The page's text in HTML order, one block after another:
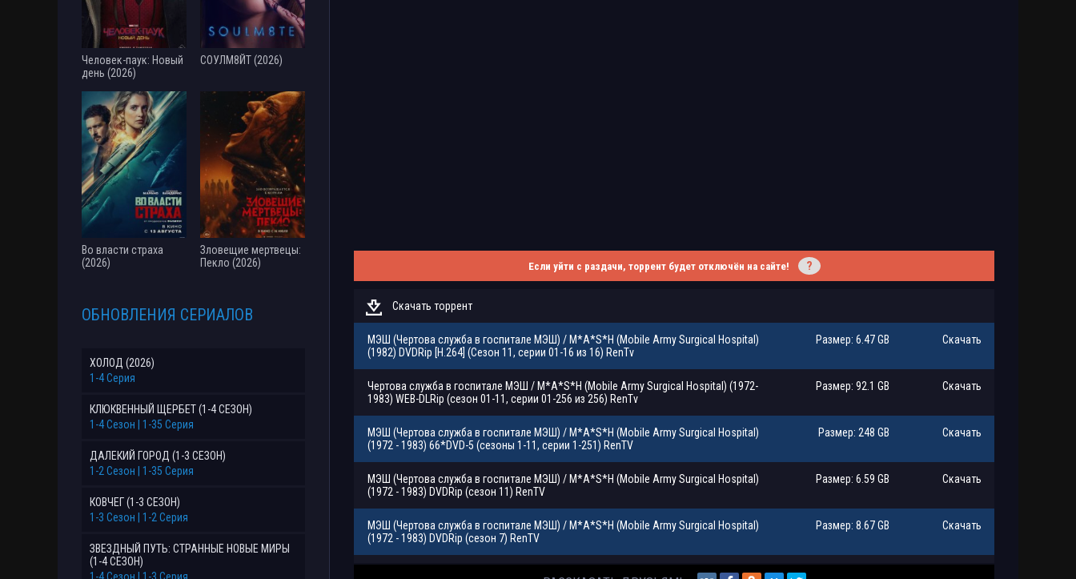
Если уйти с раздачи, торрент будет отключён на сайте! ?
Скачать торрент
МЭШ (Чертова служба в госпитале МЭШ) / M*A*S*H (Mobile Army Surgical Hospital)
(1982) DVDRip [H.264] (Сезон 11, серии 01-16 из 16) RenTv
Размер: 6.47 GB Скачать
Чертова служба в госпитале МЭШ / M*A*S*H (Mobile Army Surgical Hospital) (1972-
1983) WEB-DLRip (сезон 01-11, серии 01-256 из 256) RenTv
Размер: 92.1 GB Скачать
МЭШ (Чертова служба в госпитале МЭШ) / M*A*S*H (Mobile Army Surgical Hospital)
(1972 - 1983) 66*DVD-5 (сезоны 1-11, серии 1-251) RenTV
Размер: 248 GB Скачать
МЭШ (Чертова служба в госпитале МЭШ) / M*A*S*H (Mobile Army Surgical Hospital)
(1972 - 1983) DVDRip (сезон 11) RenTV
Размер: 6.59 GB Скачать
МЭШ (Чертова служба в госпитале МЭШ) / M*A*S*H (Mobile Army Surgical Hospital)
(1972 - 1983) DVDRip (сезон 7) RenTV
Размер: 8.67 GB Скачать
МЭШ (Чертова служба в госпитале МЭШ) / M*A*S*H (Mobile Army Surgical Hospital)
Человек-паук: Новый
день (2026)
СОУЛМ8ЙТ (2026)
Во власти страха
(2026)
Зловещие мертвецы:
Пекло (2026)
ОБНОВЛЕНИЯ СЕРИАЛОВ
ХОЛОД (2026)
1-4 Серия
КЛЮКВЕННЫЙ ЩЕРБЕТ (1-4 СЕЗОН)
1-4 Сезон | 1-35 Серия
ДАЛЕКИЙ ГОРОД (1-3 СЕЗОН)
1-2 Сезон | 1-35 Серия
КОВЧЕГ (1-3 СЕЗОН)
1-3 Сезон | 1-2 Серия
ЗВЕЗДНЫЙ ПУТЬ: СТРАННЫЕ НОВЫЕ МИРЫ
(1-4 СЕЗОН)